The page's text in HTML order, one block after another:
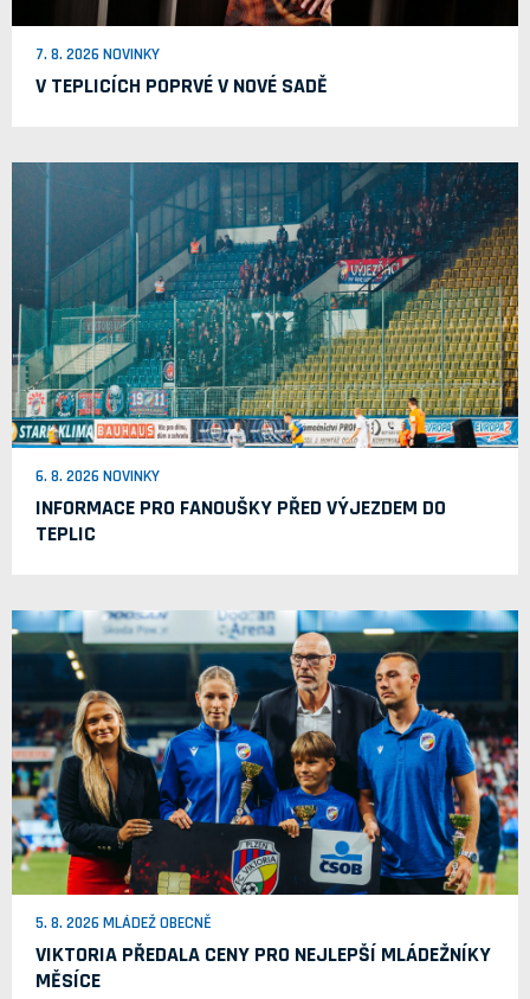
7. 8. 2026 NOVINKY
V TEPLICÍCH POPRVÉ V NOVÉ SADĚ
6. 8. 2026 NOVINKY
INFORMACE PRO FANOUŠKY PŘED VÝJEZDEM DO
TEPLIC
5. 8. 2026 MLÁDEŽ OBECNĚ
VIKTORIA PŘEDALA CENY PRO NEJLEPŠÍ MLÁDEŽNÍKY
MĚSÍCE